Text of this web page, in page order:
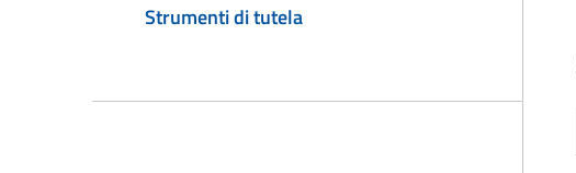
Strumenti di tutela